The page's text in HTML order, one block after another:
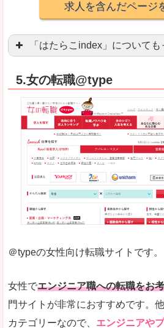
求人を含んだページ
「はたらこindex」について
良いところ
求人が毎時更新され
希望職種の平均時給
求人数が多すぎて、
雇用形態にもよりま
詳しい説明
希望する職種の平均
また、他社転職サイ
新着案件が続々とア
5.女の転職@type
＠typeの女性向け転職サイトです。
女性でエンジニア職への転職をお
門サイトが非常におすすめです。
カテゴリーなので、 エンジニアや